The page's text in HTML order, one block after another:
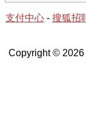
支付中心 - 搜狐招
Copyright © 2026